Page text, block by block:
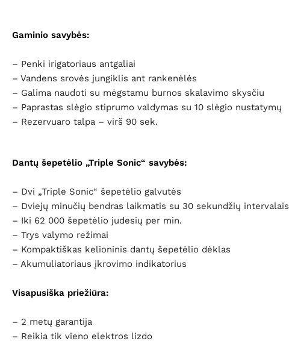
Gaminio savybės:
– Penki irigatoriaus antgaliai
– Vandens srovės jungiklis ant rankenėlės
– Galima naudoti su mėgstamu burnos skalavimo skysčiu
– Paprastas slėgio stiprumo valdymas su 10 slėgio nustatymų
– Rezervuaro talpa – virš 90 sek.
Dantų šepetėlio „Triple Sonic“ savybės:
– Dvi „Triple Sonic“ šepetėlio galvutės
– Dviejų minučių bendras laikmatis su 30 sekundžių intervalais
– Iki 62 000 šepetėlio judesių per min.
– Trys valymo režimai
– Kompaktiškas kelioninis dantų šepetėlio dėklas
– Akumuliatoriaus įkrovimo indikatorius
Visapusiška priežiūra:
– 2 metų garantija
– Reikia tik vieno elektros lizdo